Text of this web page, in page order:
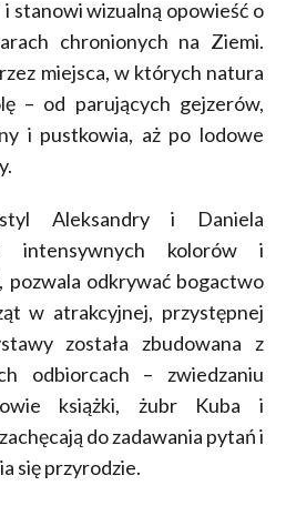
stanowi wizualną opowieść o
chronionych na Ziemi.
miejsca, w których natura
– od parujących gejzerów,
i pustkowia, aż po lodowe
styl Aleksandry i Daniela
intensywnych kolorów i
pozwala odkrywać bogactwo
w atrakcyjnej, przystępnej
została zbudowana z
odbiorcach – zwiedzaniu
książki, żubr Kuba i
do zadawania pytań i
się przyrodzie.